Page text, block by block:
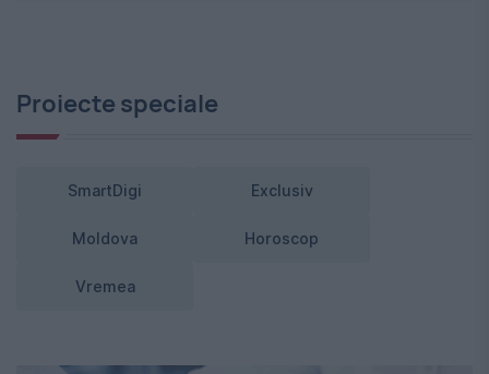
Proiecte speciale
SmartDigi Exclusiv
Moldova Horoscop
Vremea